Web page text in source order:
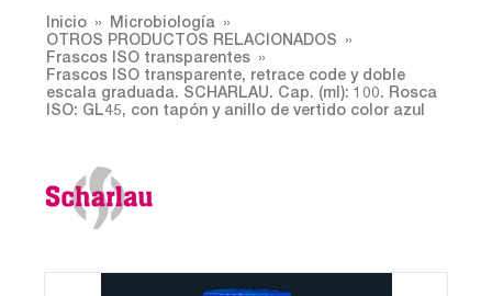
Inicio
Microbiología
OTROS PRODUCTOS RELACIONADOS
Frascos ISO transparentes
Frascos ISO transparente, retrace code y doble
escala graduada. SCHARLAU. Cap. (ml): 100. Rosca
ISO: GL45, con tapón y anillo de vertido color azul